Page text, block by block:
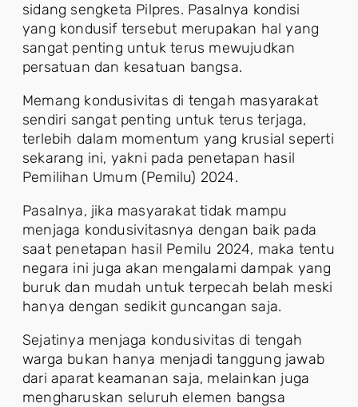
sidang sengketa Pilpres. Pasalnya kondisi
yang kondusif tersebut merupakan hal yang
sangat penting untuk terus mewujudkan
persatuan dan kesatuan bangsa.
Memang kondusivitas di tengah masyarakat
sendiri sangat penting untuk terus terjaga,
terlebih dalam momentum yang krusial seperti
sekarang ini, yakni pada penetapan hasil
Pemilihan Umum (Pemilu) 2024.
Pasalnya, jika masyarakat tidak mampu
menjaga kondusivitasnya dengan baik pada
saat penetapan hasil Pemilu 2024, maka tentu
negara ini juga akan mengalami dampak yang
buruk dan mudah untuk terpecah belah meski
hanya dengan sedikit guncangan saja.
Sejatinya menjaga kondusivitas di tengah
warga bukan hanya menjadi tanggung jawab
dari aparat keamanan saja, melainkan juga
mengharuskan seluruh elemen bangsa